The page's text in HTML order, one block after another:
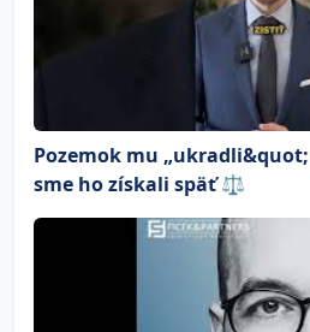
Pozemok mu
sme ho získali späť ⚖️